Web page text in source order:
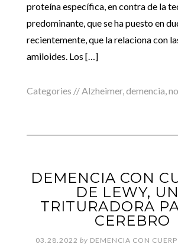
proteína específica, en contra de la
predominante, que se ha puesto en
recientemente, que la relaciona con
amiloides. Los […]
Categories //Alzheimer,demencia,
DEMENCIA CON
DE LEWY,
TRITURADORA
CEREBRO
03.28.2022 by DEMENCIA CON